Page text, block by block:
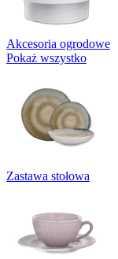
Akcesoria ogrodowe
Pokaż wszystko
Zastawa stołowa